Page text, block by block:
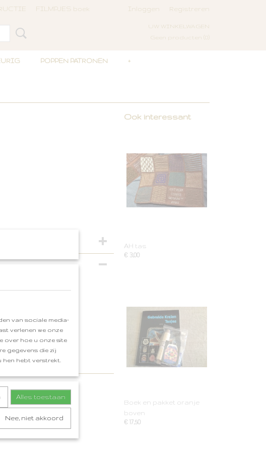
FILMPJES boek Inloggen Registreren
UW WINKELWAGEN
Geen producten
POPPEN PATRONEN +
weer breien.
Ook interessant
AH tas
€ 3,00
Boek en pakket oranje
boven
€ 17,50
van sociale media-
verlenen we onze
over hoe u onze site
gegevens die zij
hebt verstrekt.
Alles toestaan
Nee, niet akkoord